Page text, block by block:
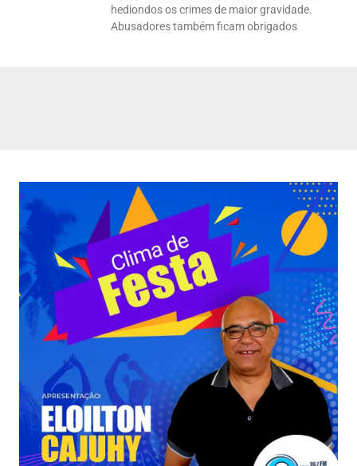
hediondos os crimes de maior gravidade.
Abusadores também ficam obrigados